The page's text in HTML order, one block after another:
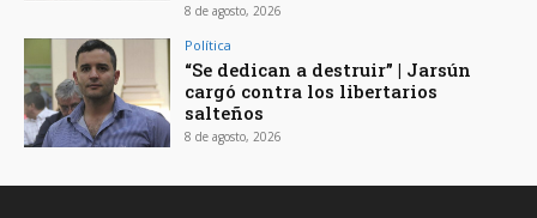
8 de agosto, 2026
Política
“Se dedican a destruir” | Jarsún
cargó contra los libertarios
salteños
8 de agosto, 2026